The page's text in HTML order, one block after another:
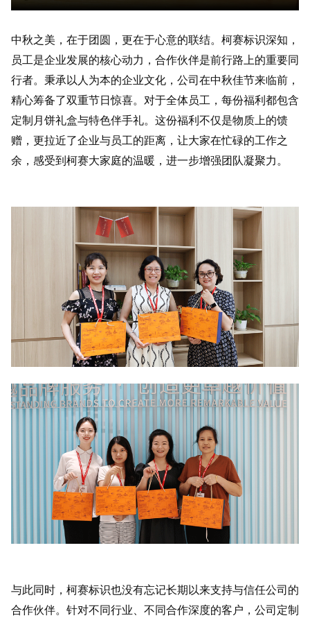
中秋之美，在于团圆，更在于心意的联结。柯赛标识深知，
员工是企业发展的核心动力，合作伙伴是前行路上的重要同
行者。秉承以人为本的企业文化，公司在中秋佳节来临前，
精心筹备了双重节日惊喜。对于全体员工，每份福利都包含
定制月饼礼盒与特色伴手礼。这份福利不仅是物质上的馈
赠，更拉近了企业与员工的距离，让大家在忙碌的工作之
余，感受到柯赛大家庭的温暖，进一步增强团队凝聚力。
与此同时，柯赛标识也没有忘记长期以来支持与信任公司的
合作伙伴。针对不同行业、不同合作深度的客户，公司定制